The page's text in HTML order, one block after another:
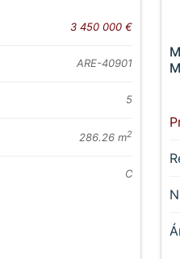
3 450 000 €
ARE-40901
5
286.26 m2
C